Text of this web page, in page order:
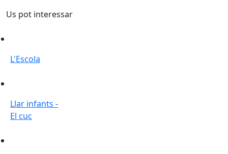
Us pot interessar
L'Escola
Llar infants -
El cuc